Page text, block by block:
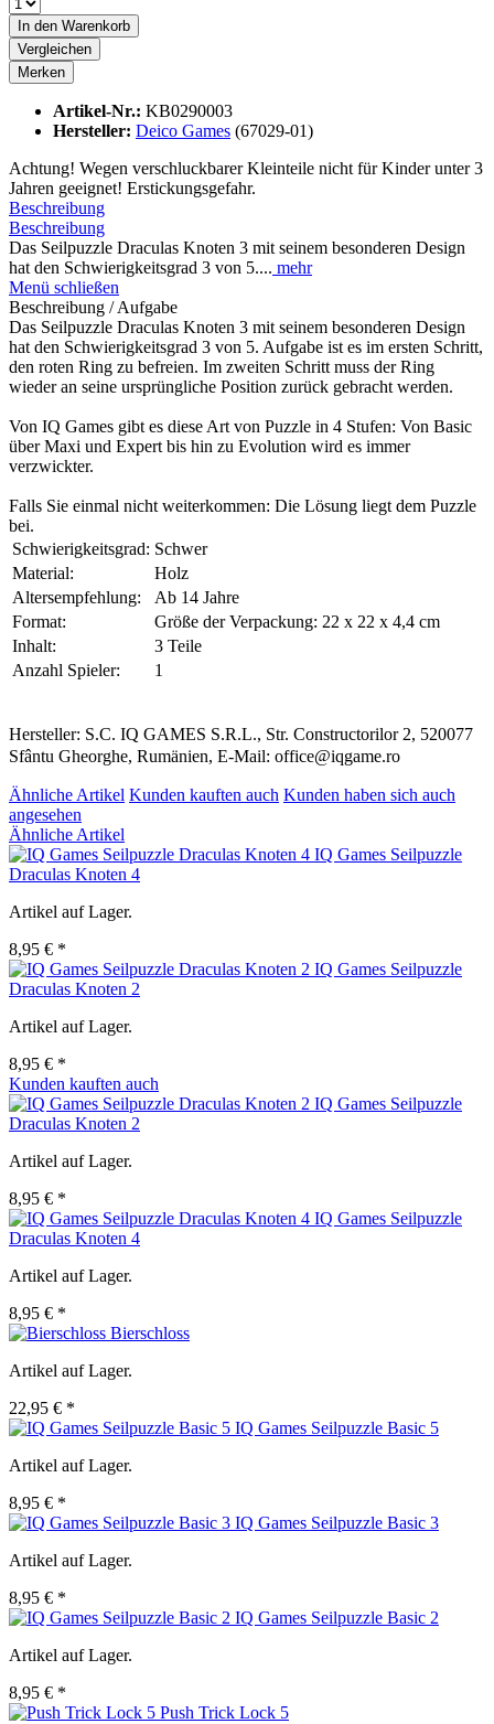
In den Warenkorb
Vergleichen
Merken
Artikel-Nr.: KB0290003
Hersteller: Deico Games (67029-01)
Achtung! Wegen verschluckbarer Kleinteile nicht für Kinder unter 3
Jahren geeignet! Erstickungsgefahr.
Beschreibung
Beschreibung
Das Seilpuzzle Draculas Knoten 3 mit seinem besonderen Design
hat den Schwierigkeitsgrad 3 von 5.... mehr
Menü schließen
Beschreibung / Aufgabe
Das Seilpuzzle Draculas Knoten 3 mit seinem besonderen Design
hat den Schwierigkeitsgrad 3 von 5. Aufgabe ist es im ersten Schritt,
den roten Ring zu befreien. Im zweiten Schritt muss der Ring
wieder an seine ursprüngliche Position zurück gebracht werden.
Von IQ Games gibt es diese Art von Puzzle in 4 Stufen: Von Basic
über Maxi und Expert bis hin zu Evolution wird es immer
verzwickter.
Falls Sie einmal nicht weiterkommen: Die Lösung liegt dem Puzzle
bei.
Schwierigkeitsgrad: Schwer
Material:
Holz
Altersempfehlung:
Ab 14 Jahre
Format:
Größe der Verpackung: 22 x 22 x 4,4 cm
Inhalt:
3 Teile
Anzahl Spieler:
1
Hersteller: S.C. IQ GAMES S.R.L., Str. Constructorilor 2, 520077
Sfântu Gheorghe, Rumänien, E-Mail: office@iqgame.ro
Ähnliche Artikel Kunden kauften auch Kunden haben sich auch
angesehen
Ähnliche Artikel
IQ Games Seilpuzzle
Draculas Knoten 4
Artikel auf Lager.
8,95 € *
IQ Games Seilpuzzle
Draculas Knoten 2
Artikel auf Lager.
8,95 € *
Kunden kauften auch
IQ Games Seilpuzzle
Draculas Knoten 2
Artikel auf Lager.
8,95 € *
IQ Games Seilpuzzle
Draculas Knoten 4
Artikel auf Lager.
8,95 € *
Bierschloss
Artikel auf Lager.
22,95 € *
IQ Games Seilpuzzle Basic 5
Artikel auf Lager.
8,95 € *
IQ Games Seilpuzzle Basic 3
Artikel auf Lager.
8,95 € *
IQ Games Seilpuzzle Basic 2
Artikel auf Lager.
8,95 € *
Push Trick Lock 5